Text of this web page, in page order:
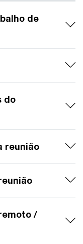
de
do
reunião
/